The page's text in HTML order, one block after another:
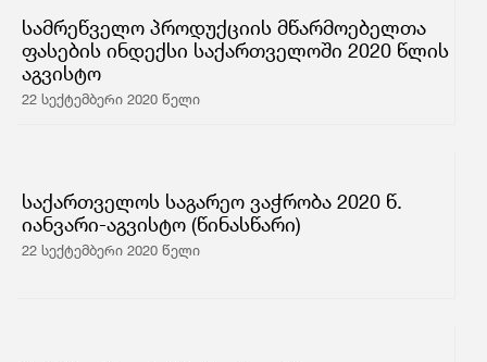
სამრეწველო პროდუქციის მწარმოებელთა
ფასების ინდექსი საქართველოში 2020 წლის
აგვისტო
22 სექტემბერი 2020 წელი
საქართველოს საგარეო ვაჭრობა 2020 წ.
იანვარი-აგვისტო (წინასწარი)
22 სექტემბერი 2020 წელი